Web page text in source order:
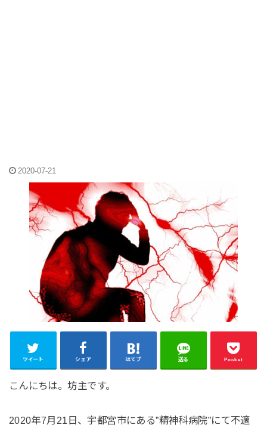
2020-07-21
ツイート シェア はてブ 送る Pocket
こんにちは。坊主です。
2020年7月21日、宇都宮市にある”精神科病院”にて不適